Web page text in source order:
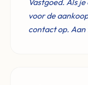
voor de
contact op. Aan